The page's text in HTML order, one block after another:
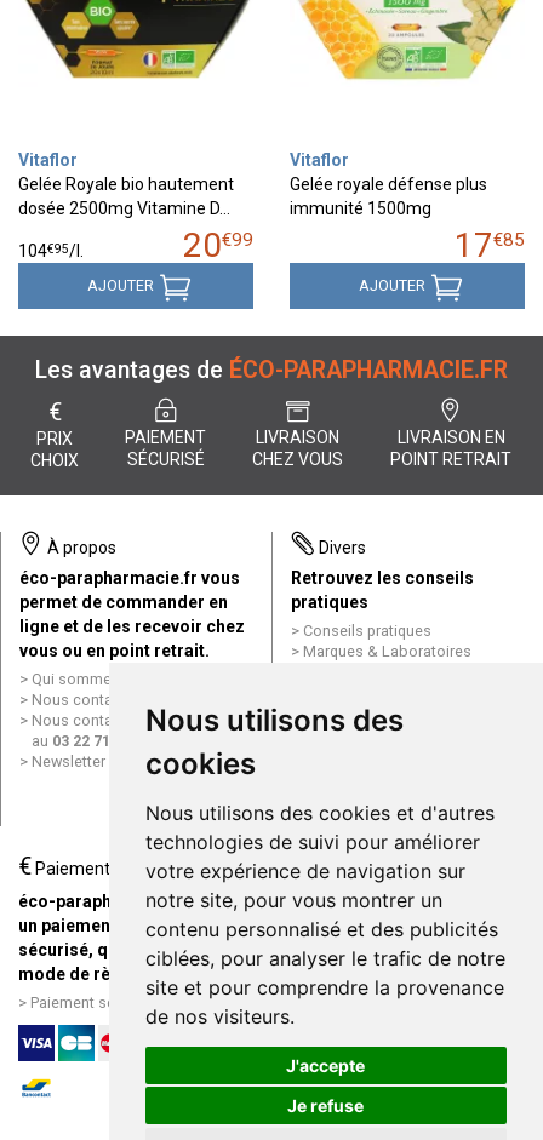
Nous utilisons des
cookies
Nous utilisons des cookies et d'autres
technologies de suivi pour améliorer
votre expérience de navigation sur
notre site, pour vous montrer un
contenu personnalisé et des publicités
ciblées, pour analyser le trafic de notre
site et pour comprendre la provenance
de nos visiteurs.
J'accepte
Je refuse
Vitaflor
Gelée Royale bio hautement
dosée 2500mg Vitamine D…
20€99
104€95/
AJOUTER
Vitaflor
Gelée royale défense plus
immunité 1500mg
17€85
AJOUTER
Les avantages de ÉCO-PARAPHARMACIE.FR
€
PRIX
CHOIX
PAIEMENT
SÉCURISÉ
LIVRAISON
CHEZ VOUS
LIVRAISON EN
POINT RETRAIT
À propos
éco-parapharmacie.fr vous
permet de commander en
ligne et de les recevoir chez
vous ou en point retrait.
Qui sommes nous ?
Nous contacter par e-mail
Nous contacter par téléphone
au 03 22 71 64 10
Newsletter
Divers
Retrouvez les conseils
pratiques
Conseils pratiques
Marques & Laboratoires
Mentions légales
Données personnelles
ligne
€ Paiement
éco-parapharmacie.fr offre
un paiement entièrement
sécurisé, quel que soit le
mode de règlement
Paiement sécurisé et simple
Livraison / Point retrait
Commandez en ligne et
recevez votre commande
rapidement chez vous ou en
point retrait
Livraison chez vous ou en